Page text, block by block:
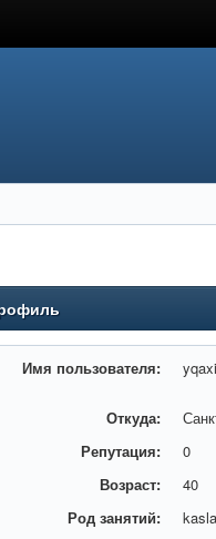
Имя пользователя:
Откуда:
Репутация:
0
Возраст:
40
Род занятий: